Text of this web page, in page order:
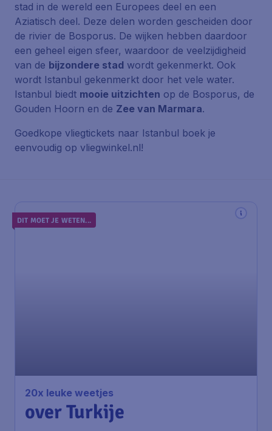
stad in de wereld een Europees deel en een
Aziatisch deel. Deze delen worden gescheiden door
de rivier de Bosporus. De wijken hebben daardoor
een geheel eigen sfeer, waardoor de veelzijdigheid
van de bijzondere stad wordt gekenmerkt. Ook
wordt Istanbul gekenmerkt door het vele water.
Istanbul biedt mooie uitzichten op de Bosporus, de
Gouden Hoorn en de Zee van Marmara.
Goedkope vliegtickets naar Istanbul boek je
eenvoudig op vliegwinkel.nl!
DIT MOET JE WETEN...
20x leuke weetjes
over Turkije